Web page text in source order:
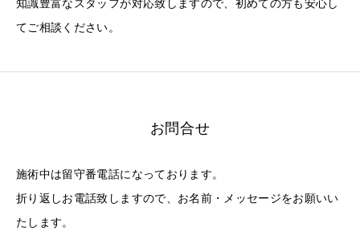
知識豊富なスタッフが対応致しますので、初めての方も安心し
てご相談ください。
お問合せ
施術中は留守番電話になっております。
折り返しお電話致しますので、お名前・メッセージをお願いい
たします。